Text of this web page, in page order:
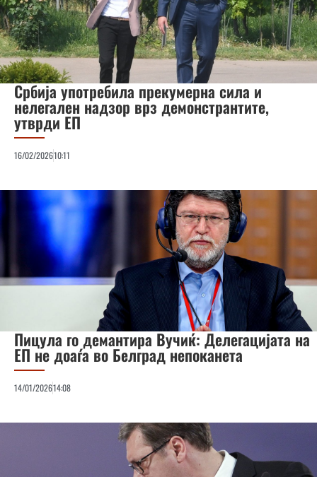
Србија употребила прекумерна сила и
нелегален надзор врз демонстрантите,
утврди ЕП
16/02/202610:11
Пицула го демантира Вучиќ: Делегацијата на
ЕП не доаѓа во Белград непоканета
14/01/202614:08